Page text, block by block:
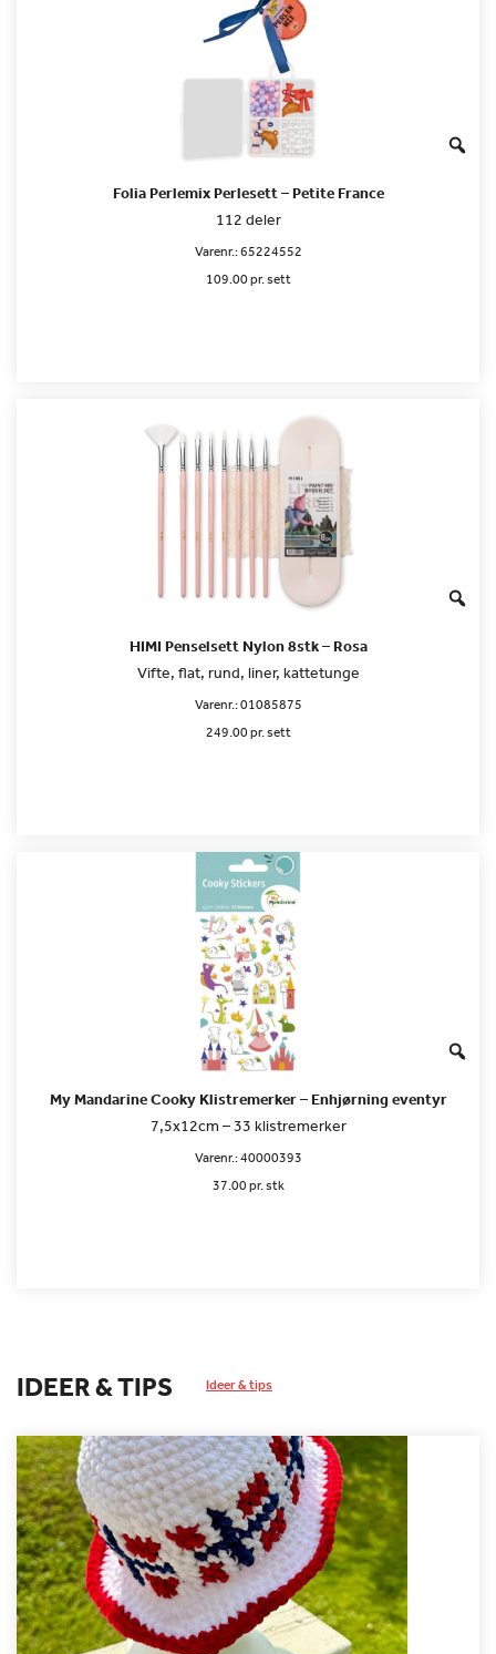
Folia Perlemix Perlesett – Petite France
112 deler
Varenr.:65224552
109.00 pr. sett
HIMI Penselsett Nylon 8stk – Rosa
Vifte, flat, rund, liner, kattetunge
Varenr.:01085875
249.00 pr. sett
My Mandarine Cooky Klistremerker – Enhjørning eventyr
7,5x12cm – 33 klistremerker
Varenr.:40000393
37.00 pr. stk
IDEER & TIPS Ideer & tips